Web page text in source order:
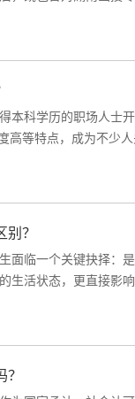
本科学历的职场人士
高等特点，成为不少
？
面临一个关键抉择：
生活状态，更直接影